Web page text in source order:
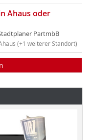
Ahaus oder
PartmbB
(+1 weiterer Standort)